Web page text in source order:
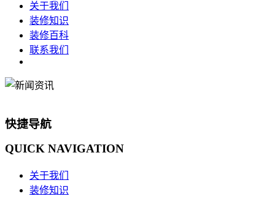
关于我们
装修知识
装修百科
联系我们
快捷导航
QUICK NAVIGATION
关于我们
装修知识